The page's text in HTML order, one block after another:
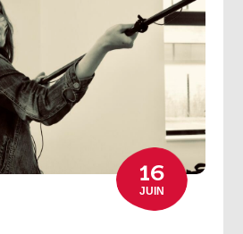
16
JUIN